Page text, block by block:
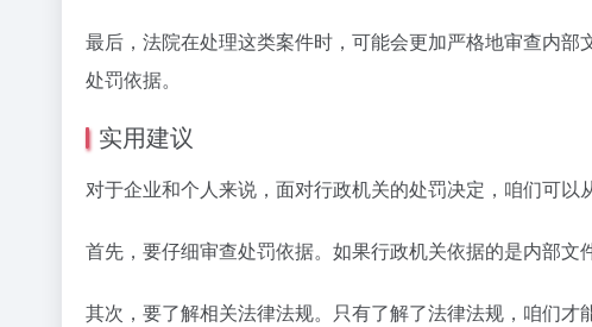
最后，法院在处理这类案件时，可能会更加严格地审查内
处罚依据。
实用建议
对于企业和个人来说，面对行政机关的处罚决定，咱们可以
首先，要仔细审查处罚依据。如果行政机关依据的是内部文
其次，要了解相关法律法规。只有了解了法律法规，咱们